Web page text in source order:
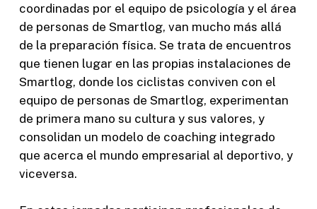
coordinadas por el equipo de psicología y el área
de personas de Smartlog, van mucho más allá
de la preparación física. Se trata de encuentros
que tienen lugar en las propias instalaciones de
Smartlog, donde los ciclistas conviven con el
equipo de personas de Smartlog, experimentan
de primera mano su cultura y sus valores, y
consolidan un modelo de coaching integrado
que acerca el mundo empresarial al deportivo, y
viceversa.